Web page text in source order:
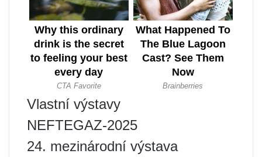
Vlastní výstavy
NEFTEGAZ-2025
24. mezinárodní výstava